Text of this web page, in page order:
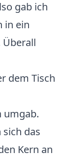
gab ich
in ein
Überall
dem Tisch
umgab.
das
Kern an